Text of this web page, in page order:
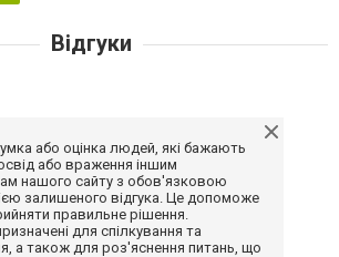
Відгуки
або оцінка людей, які бажають
або враження іншим
нашого сайту з обов'язковою
залишеного відгука. Це допоможе
правильне рішення.
для спілкування та
а також для роз'яснення питань, що